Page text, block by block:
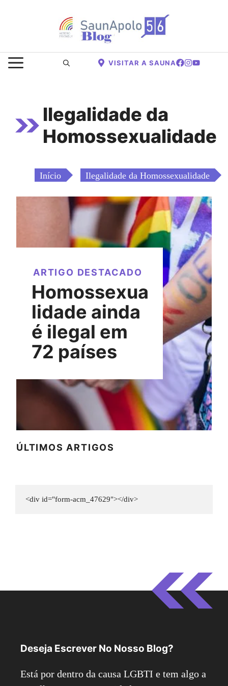
conteúdo
MENU VISITAR A SAUNA
Ilegalidade da
Homossexualidade
Início Ilegalidade da Homossexualidade
ARTIGO DESTACADO
Homossexua
lidade ainda
é ilegal em
72 países
ÚLTIMOS ARTIGOS
<div id="form-acm_47629"></div>
Deseja Escrever No Nosso Blog?
Está por dentro da causa LGBTI e tem algo a